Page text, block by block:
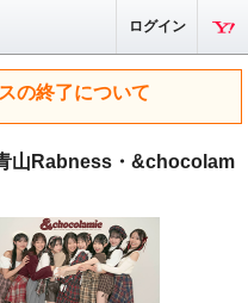
ログイン
の終了について
山Rabness・&chocolam